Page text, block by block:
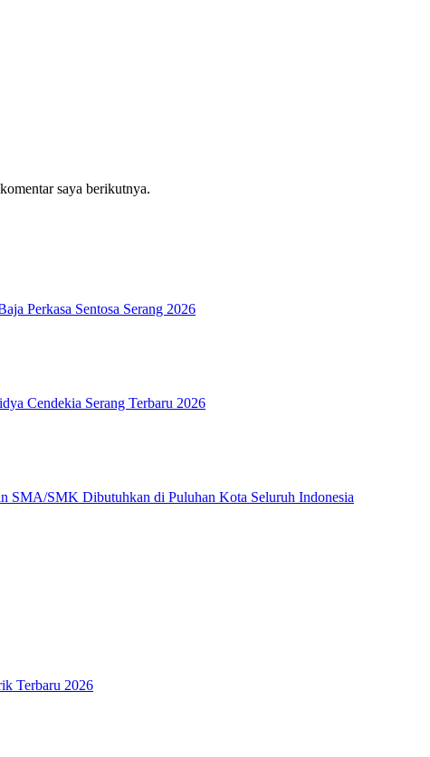
saya berikutnya.
Perkasa Sentosa Serang 2026
Cendekia Serang Terbaru 2026
SMA/SMK Dibutuhkan di Puluhan Kota Seluruh Indonesia
Terbaru 2026